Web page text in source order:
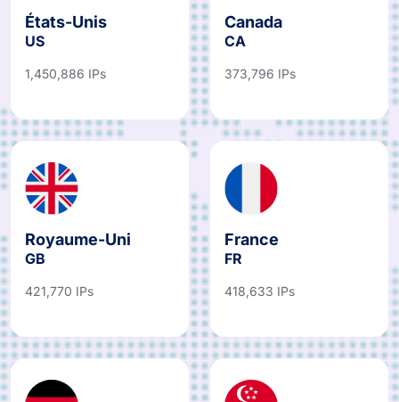
États-Unis
US
1,450,886 IPs
Canada
CA
373,796 IPs
Royaume-Uni
GB
421,770 IPs
France
FR
418,633 IPs